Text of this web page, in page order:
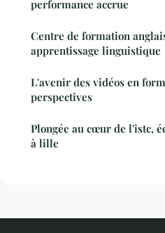
performance accrue
Centre de formation
apprentissage linguistique
L'avenir des vidéos en
perspectives
Plongée au cœur de l'istc,
à lille